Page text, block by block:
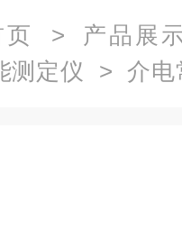
页 > 产品展
测定仪 > 介电